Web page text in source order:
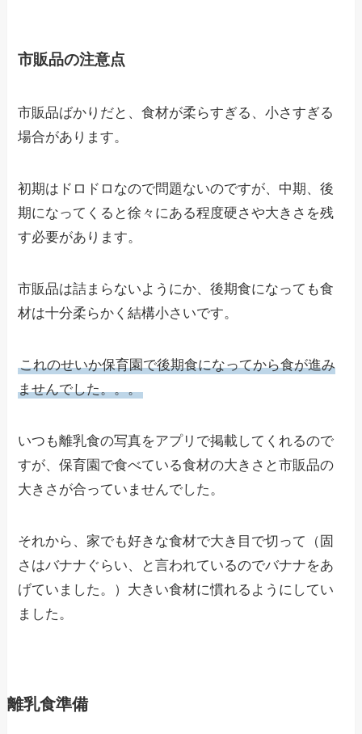
市販品の注意点
市販品ばかりだと、食材が柔らすぎる、小さすぎる
場合があります。
初期はドロドロなので問題ないのですが、中期、後
期になってくると徐々にある程度硬さや大きさを残
す必要があります。
市販品は詰まらないようにか、後期食になっても食
材は十分柔らかく結構小さいです。
これのせいか保育園で後期食になってから食が進み
ませんでした。。。
いつも離乳食の写真をアプリで掲載してくれるので
すが、保育園で食べている食材の大きさと市販品の
大きさが合っていませんでした。
それから、家でも好きな食材で大き目で切って（固
さはバナナぐらい、と言われているのでバナナをあ
げていました。）大きい食材に慣れるようにしてい
ました。
離乳食準備